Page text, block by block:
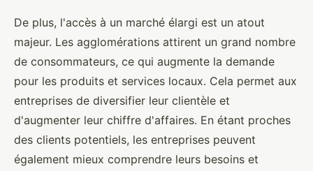
De plus, l'accès à un marché élargi est un atout
majeur. Les agglomérations attirent un grand nombre
de consommateurs, ce qui augmente la demande
pour les produits et services locaux. Cela permet aux
entreprises de diversifier leur clientèle et
d'augmenter leur chiffre d'affaires. En étant proches
des clients potentiels, les entreprises peuvent
également mieux comprendre leurs besoins et